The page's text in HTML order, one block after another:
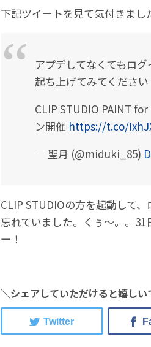
下記ツイートを見て気付きまし
アプデしてなくてもロ
起ち上げてみてください
CLIP STUDIO PAINT
ン開催 https://t.co/
— 聖月 (@miduki_85)
CLIP STUDIOの方を起動して
忘れていました。くぅ〜。。
ー！
＼シェアしていただけると嬉しい